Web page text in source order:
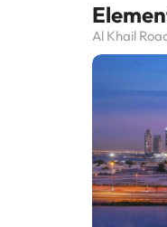
destinazione
Al Khail